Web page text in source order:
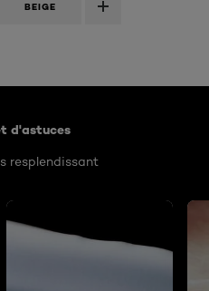
BEIGE
d'astuces
resplendissant